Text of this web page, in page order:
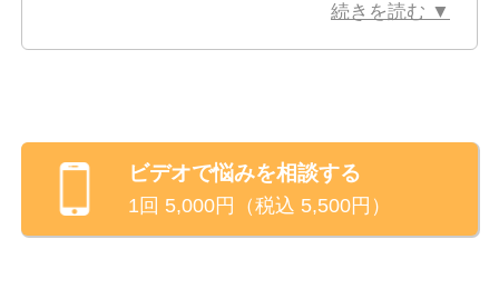
続きを読む ▼
ビデオで悩みを相談する
1回 5,000円（税込 5,500円）